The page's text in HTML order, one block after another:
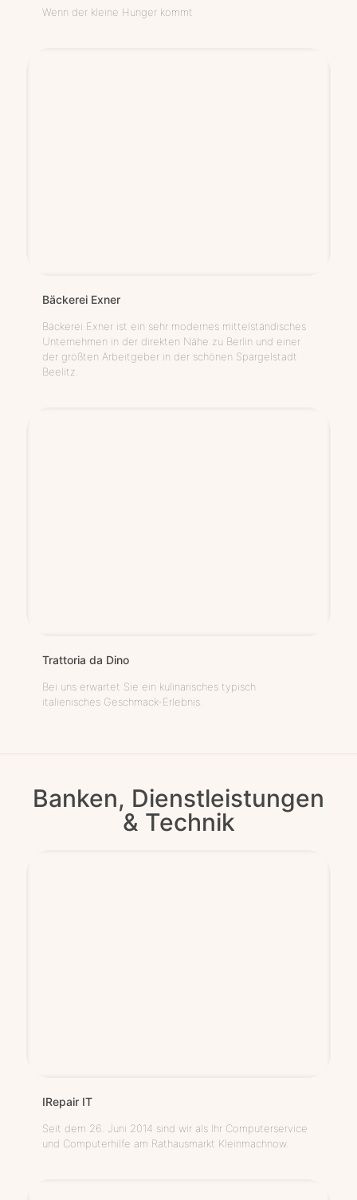
Wenn der kleine Hunger kommt
Bäcke­rei Exner
Bäckerei Exner ist ein sehr modernes mittelständisches
Unternehmen in der direkten Nähe zu Berlin und einer
der größten Arbeitgeber in der schönen Spargelstadt
Beelitz.
Trat­to­ria da Dino
Bei uns erwartet Sie ein kulinarisches typisch
italienisches Geschmack-Erlebnis.
Banken, Dienstleistungen
& Technik
IRe­pair IT
Seit dem 26. Juni 2014 sind wir als Ihr Computerservice
und Computerhilfe am Rathausmarkt Kleinmachnow.